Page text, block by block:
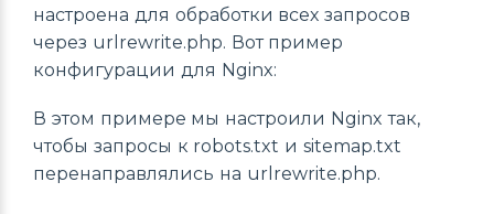
настроена для обработки всех запросов
через urlrewrite.php. Вот пример
конфигурации для Nginx:
В этом примере мы настроили Nginx так,
чтобы запросы к robots.txt и sitemap.txt
перенаправлялись на urlrewrite.php.